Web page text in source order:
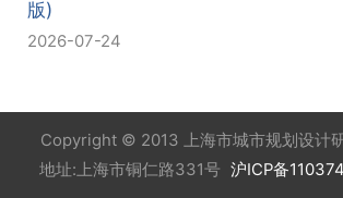
版)
2026-07-24
Copyright © 2013 上海市城市规划设计
地址:上海市铜仁路331号 沪ICP备